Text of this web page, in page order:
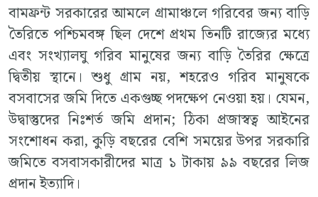
বামফ্রন্ট সরকারের আমলে গ্রামাঞ্চলে গরিবের জন্য বাড়ি
তৈরিতে পশ্চিমবঙ্গ ছিল দেশে প্রথম তিনটি রাজ্যের মধ্যে
এবং সংখ্যালঘু গরিব মানুষের জন্য বাড়ি তৈরির ক্ষেত্রে
দ্বিতীয় স্থানে। শুধু গ্রাম নয়, শহরেও গরিব মানুষকে
বসবাসের জমি দিতে একগুচ্ছ পদক্ষেপ নেওয়া হয়। যেমন,
উদ্বাস্তুদের নিঃশর্ত জমি প্রদান; ঠিকা প্রজাস্বত্ব আইনের
সংশোধন করা, কুড়ি বছরের বেশি সময়ের উপর সরকারি
জমিতে বসবাসকারীদের মাত্র ১ টাকায় ৯৯ বছরের লিজ
প্রদান ইত্যাদি।